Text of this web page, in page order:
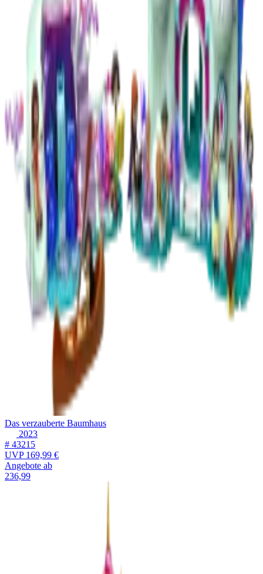
Das verzauberte Baumhaus
2023
# 43215
UVP169,99 €
Angebote ab
236,99